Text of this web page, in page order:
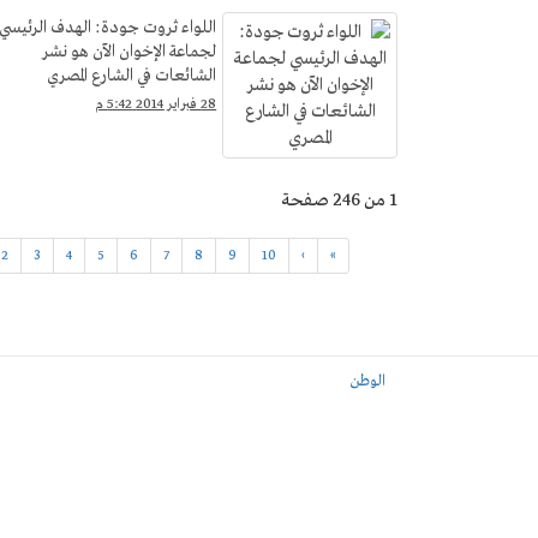
اللواء ثروت جودة: الهدف الرئيسي
لجماعة الإخوان الآن هو نشر
الشائعات في الشارع المصري
28 فبراير 2014 5:42 م
1 من 246 صفحة
2 3 4 5 6 7 8 9 10 › »
الوطن